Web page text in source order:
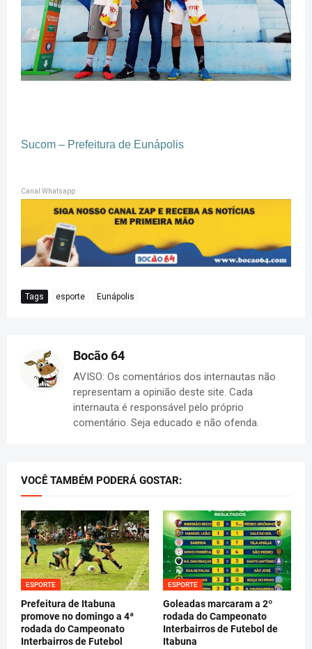
Sucom – Prefeitura de Eunápolis
Canal Whatsapp
Tags esporte Eunápolis
Bocão 64
AVISO: Os comentários dos internautas não
representam a opinião deste site. Cada
internauta é responsável pelo próprio
comentário. Seja educado e não ofenda.
VOCÊ TAMBÉM PODERÁ GOSTAR:
ESPORTE
Prefeitura de Itabuna
promove no domingo a 4ª
rodada do Campeonato
Interbairros de Futebol
ESPORTE
Goleadas marcaram a 2º
rodada do Campeonato
Interbairros de Futebol de
Itabuna